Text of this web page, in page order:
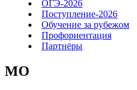
ОГЭ-2026
Поступление-2026
Обучение за рубежом
Профориентация
Партнёры
MO